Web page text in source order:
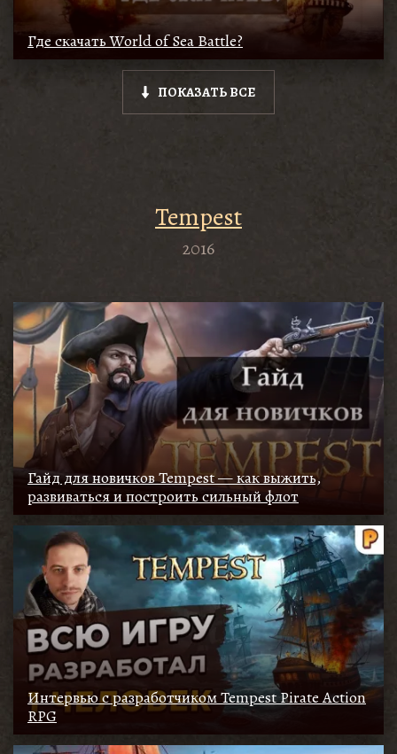
Где скачать World of Sea Battle?
ПОКАЗАТЬ ВСЕ
Tempest
2016
Гайд для новичков Tempest — как выжить,
развиваться и построить сильный флот
Интервью с разработчиком Tempest Pirate Action
RPG